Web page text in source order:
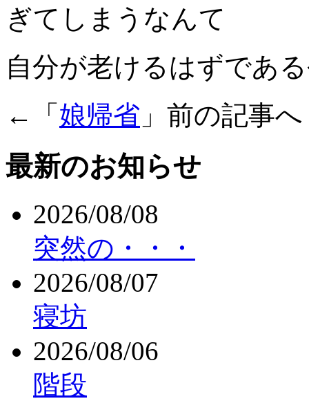
ぎてしまうなんて
自分が老けるはずであ
←「 娘帰省 」前の記
最新のお知らせ
2026/08/08
突然の・・・
2026/08/07
寝坊
2026/08/06
階段